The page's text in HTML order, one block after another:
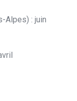
Alpes) : juin